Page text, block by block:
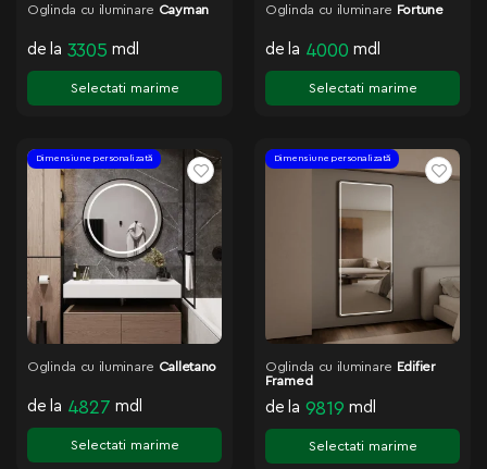
Oglinda cu iluminare Cayman
de la 3305 mdl
Selectati marime
Oglinda cu iluminare Fortune
de la 4000 mdl
Selectati marime
Dimensiune personalizată
Oglinda cu iluminare Calletano
de la 4827 mdl
Selectati marime
Dimensiune personalizată
Oglinda cu iluminare Edifier
Framed
de la 9819 mdl
Selectati marime